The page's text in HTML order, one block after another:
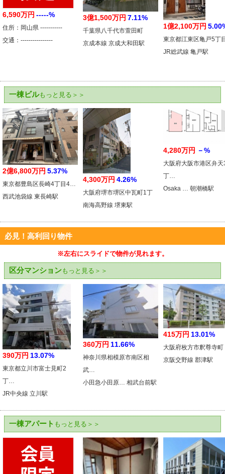
6,590万円 -----%
住所：岡山県 -----------
交通：----------------
3億1,500万円 7.11%
千葉県八千代市萱田町
京成本線 京成大和田駅
1億2,100万円
東京都江東区亀戸5丁
JR総武線 亀戸駅
一棟ビルもっと見る＞＞
2億6,800万円 5.37%
東京都豊島区長崎4丁目4…
西武池袋線 東長崎駅
4,300万円 4.26%
大阪府堺市堺区中瓦町1丁
南海高野線 堺東駅
4,280万円 －%
大阪府大阪市港区弁天
丁…
Osaka … 朝潮橋駅
必見！高利回り物件
※左右にスライドで物件が見れます。
区分マンションもっと見る＞＞
390万円 13.07%
東京都立川市富士見町2
丁…
JR中央線 立川駅
360万円 11.66%
神奈川県相模原市南区相
武…
小田急小田原… 相武台前駅
415万円 13.01%
大阪府枚方市釈尊寺町
京阪交野線 郡津駅
一棟アパート もっと見る＞＞